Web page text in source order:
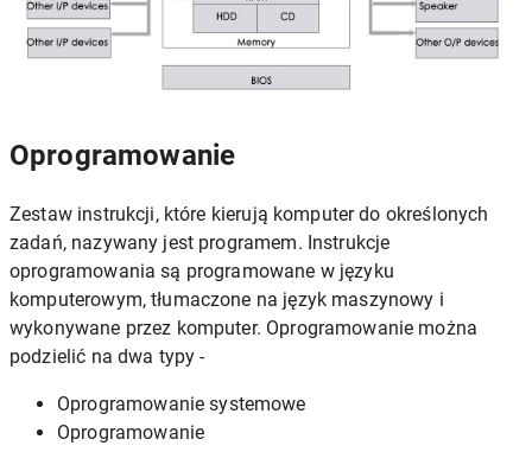
Oprogramowanie
Zestaw instrukcji, które kierują komputer do określonych
zadań, nazywany jest programem. Instrukcje
oprogramowania są programowane w języku
komputerowym, tłumaczone na język maszynowy i
wykonywane przez komputer. Oprogramowanie można
podzielić na dwa typy -
Oprogramowanie systemowe
Oprogramowanie